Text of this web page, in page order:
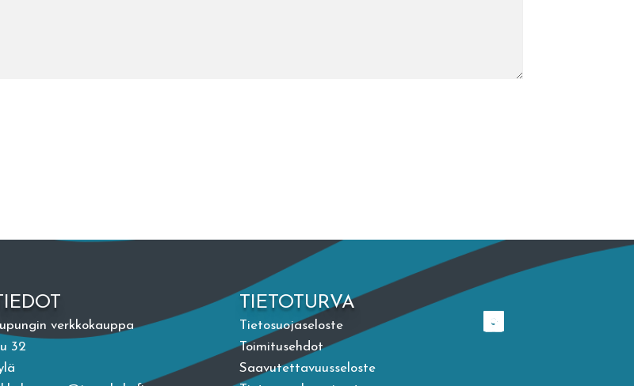
verkkokauppa
32
TIETOTURVA
Tietosuojaseloste
Toimitusehdot
Saavutettavuusseloste